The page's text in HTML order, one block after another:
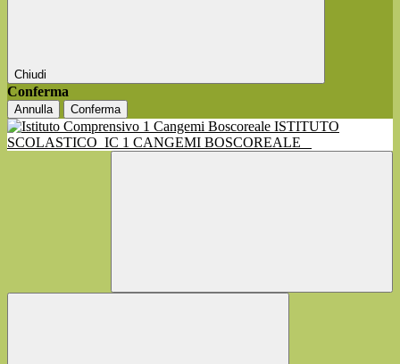
Chiudi
Conferma
Annulla Conferma
ISTITUTO
SCOLASTICO IC 1 CANGEMI BOSCOREALE